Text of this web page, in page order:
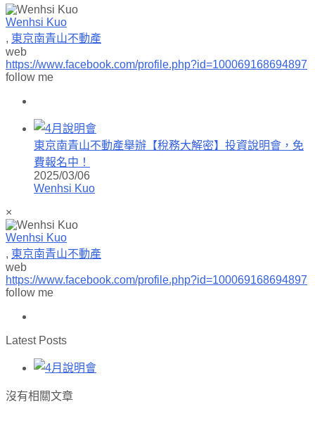
Wenhsi Kuo
, 東京南青山不動產
web
https://www.facebook.com/profile.php?id=100069168694897
follow me
東京南青山不動產舉辦【稅務大解密】投資說明會，免
費報名中！
2025/03/06
Wenhsi Kuo
×
Wenhsi Kuo
, 東京南青山不動產
web
https://www.facebook.com/profile.php?id=100069168694897
follow me
Latest Posts
沒有相關文章